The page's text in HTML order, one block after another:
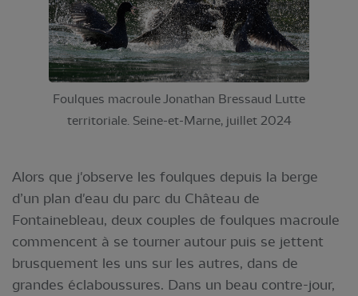
Foulques macroule Jonathan Bressaud Lutte
territoriale. Seine-et-Marne, juillet 2024
Alors que j'observe les foulques depuis la berge
d’un plan d'eau du parc du Château de
Fontainebleau, deux couples de foulques macroule
commencent à se tourner autour puis se jettent
brusquement les uns sur les autres, dans de
grandes éclaboussures. Dans un beau contre-jour,